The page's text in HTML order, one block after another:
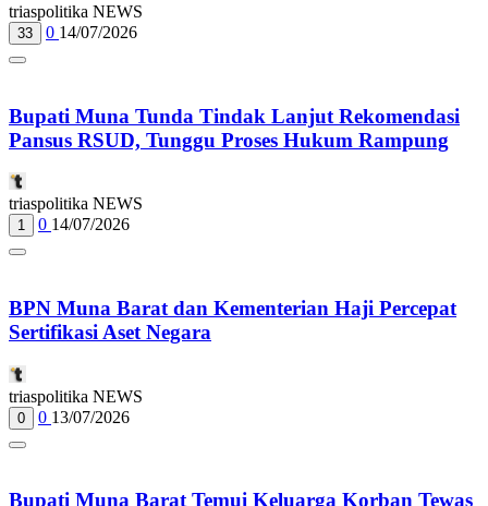
triaspolitika NEWS
33 0 14/07/2026
Bupati Muna Tunda Tindak Lanjut Rekomendasi
Pansus RSUD, Tunggu Proses Hukum Rampung
triaspolitika NEWS
1 0 14/07/2026
BPN Muna Barat dan Kementerian Haji Percepat
Sertifikasi Aset Negara
triaspolitika NEWS
0 0 13/07/2026
Bupati Muna Barat Temui Keluarga Korban Tewas